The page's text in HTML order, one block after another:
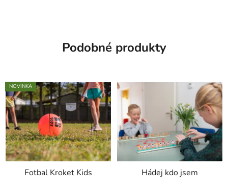
Podobné produkty
NOVINKA
Fotbal Kroket Kids Hádej kdo jsem